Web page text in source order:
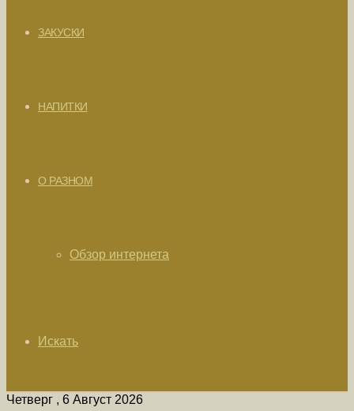
ЗАКУСКИ
НАПИТКИ
О РАЗНОМ
Обзор интернета
Искать
Четверг , 6 Август 2026